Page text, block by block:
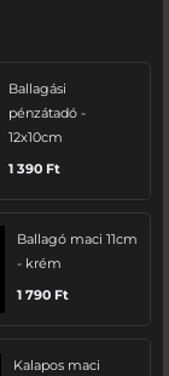
Ballagási
pénzátadó -
12x10cm
1 390 Ft
Ballagó maci 11cm
- krém
1 790 Ft
Kalapos maci